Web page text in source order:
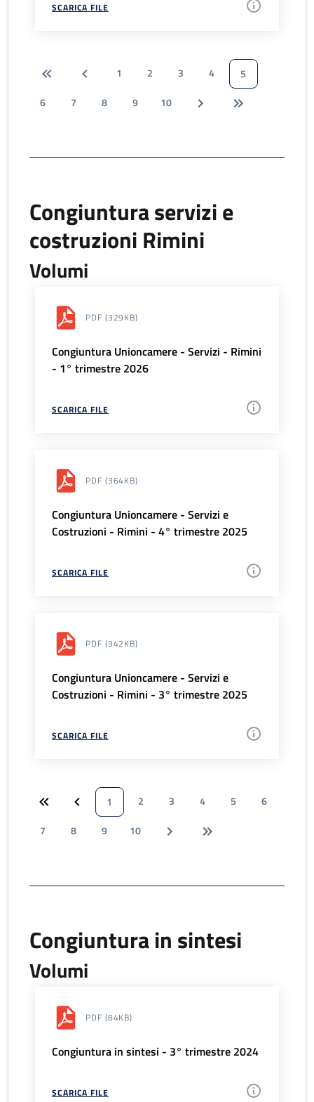
SCARICA FILE
1 2 3 4
5
6
7 8 9 10
Congiuntura servizi e
costruzioni Rimini
Volumi
PDF (329KB)
Congiuntura Unioncamere - Servizi - Rimini
- 1° trimestre 2026
SCARICA FILE
PDF (364KB)
Congiuntura Unioncamere - Servizi e
Costruzioni - Rimini - 4° trimestre 2025
SCARICA FILE
PDF (342KB)
Congiuntura Unioncamere - Servizi e
Costruzioni - Rimini - 3° trimestre 2025
SCARICA FILE
1 2 3 4 5
6
7
8 9 10
Congiuntura in sintesi
Volumi
PDF (84KB)
Congiuntura in sintesi - 3° trimestre 2024
SCARICA FILE